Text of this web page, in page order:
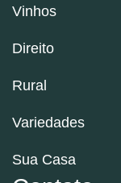
Vinhos
Direito
Rural
Variedades
Sua Casa